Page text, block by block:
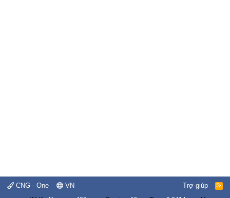
CNG - One VN Trợ giúp
R